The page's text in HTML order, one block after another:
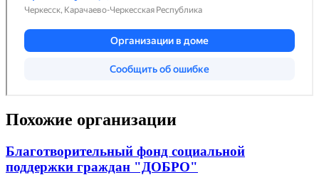
Похожие организации
Благотворительный фонд социальной
поддержки граждан "ДОБРО"